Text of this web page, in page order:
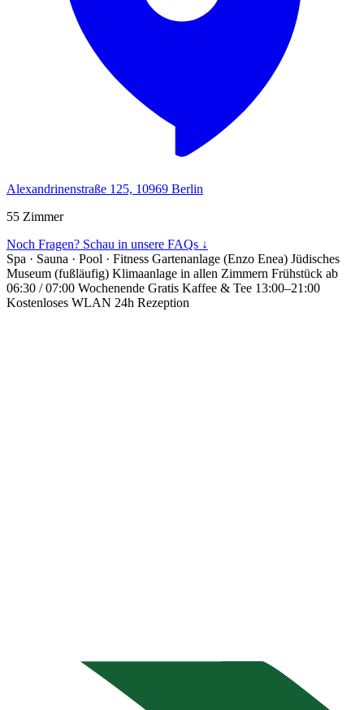
Alexandrinenstraße 125, 10969 Berlin
55 Zimmer
Noch Fragen? Schau in unsere FAQs ↓
Spa · Sauna · Pool · Fitness Gartenanlage (Enzo Enea) Jüdisches
Museum (fußläufig) Klimaanlage in allen Zimmern Frühstück ab
06:30 / 07:00 Wochenende Gratis Kaffee & Tee 13:00–21:00
Kostenloses WLAN 24h Rezeption